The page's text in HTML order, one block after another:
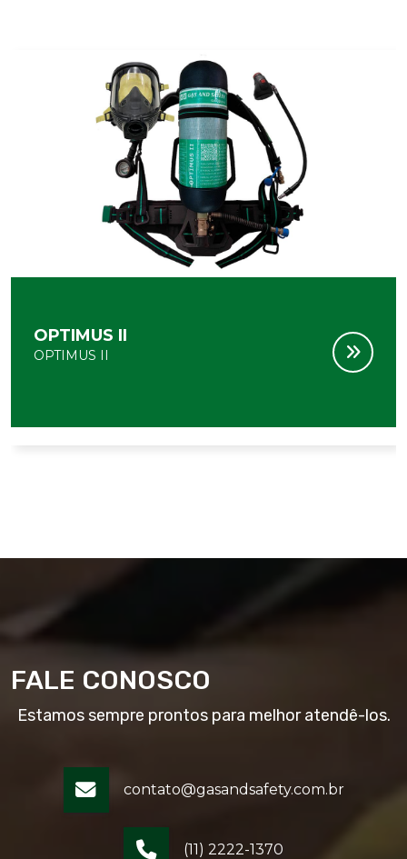
OPTIMUS II
OPTIMUS II
FALE CONOSCO
Estamos sempre prontos para melhor atendê-los.
contato@gasandsafety.com.br
(11) 2222-1370